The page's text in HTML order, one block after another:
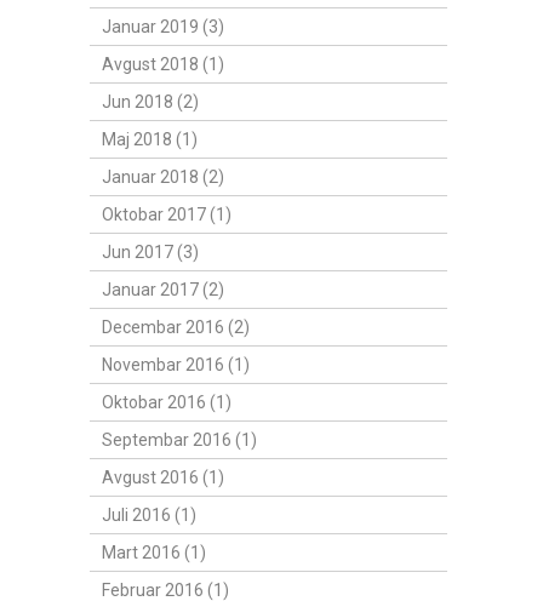
Januar 2019 (3)
Avgust 2018 (1)
Jun 2018 (2)
Maj 2018 (1)
Januar 2018 (2)
Oktobar 2017 (1)
Jun 2017 (3)
Januar 2017 (2)
Decembar 2016 (2)
Novembar 2016 (1)
Oktobar 2016 (1)
Septembar 2016 (1)
Avgust 2016 (1)
Juli 2016 (1)
Mart 2016 (1)
Februar 2016 (1)